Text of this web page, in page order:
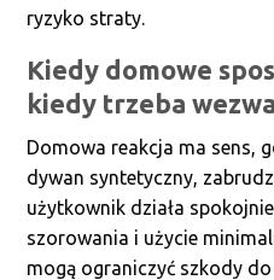
ryzyko straty.
Kiedy domowe
kiedy trzeba
Domowa reakcja ma sens,
dywan syntetyczny,
użytkownik działa
szorowania i użycie
mogą ograniczyć szkody